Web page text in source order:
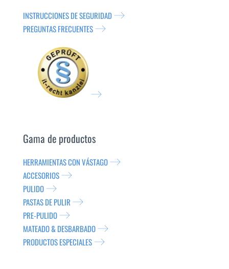
INSTRUCCIONES DE SEGURIDAD
PREGUNTAS FRECUENTES
Gama de productos
HERRAMIENTAS CON VÁSTAGO
ACCESORIOS
PULIDO
PASTAS DE PULIR
PRE-PULIDO
MATEADO & DESBARBADO
PRODUCTOS ESPECIALES